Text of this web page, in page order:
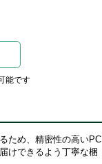
能です
ため、精密性の高いPC
けできるよう丁寧な梱